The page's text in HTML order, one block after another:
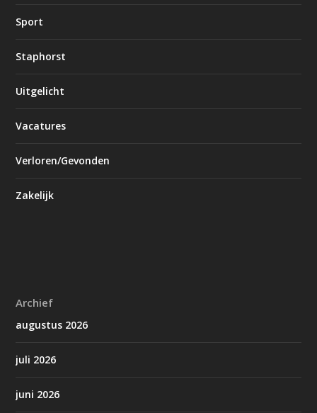
Sport
Staphorst
Uitgelicht
Vacatures
Verloren/Gevonden
Zakelijk
Archief
augustus 2026
juli 2026
juni 2026